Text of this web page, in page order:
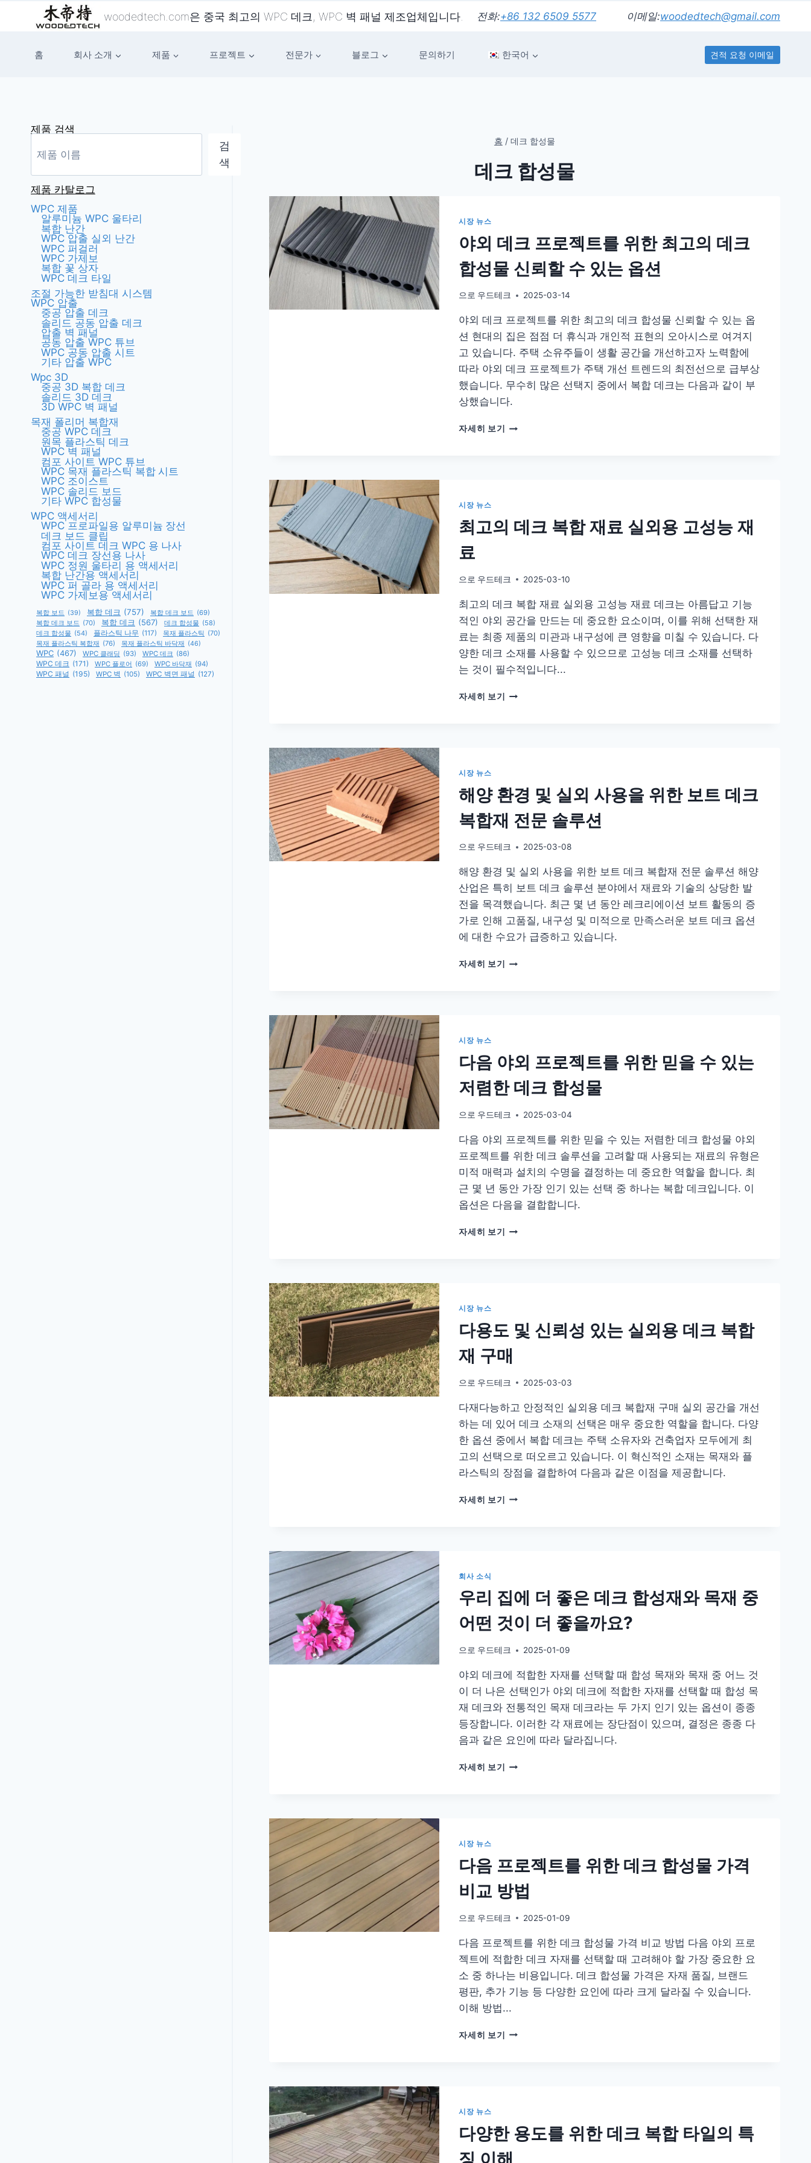
woodedtech.com은 중국 최고의 WPC 데크, WPC 벽 패널 제조업체입니다. 전화:+86 132 6509 5577 이메일:woodedtech@gmail.com
홈 회사 소개 제품 프로젝트 전문가 블로그 문의하기 한국어 견적 요청 이메일
홈 / 데크 합성물
데크 합성물
시장 뉴스
야외 데크 프로젝트를 위한 최고의 데크
합성물 신뢰할 수 있는 옵션
으로 우드테크 2025-03-14
야외 데크 프로젝트를 위한 최고의 데크 합성물 신뢰할 수 있는 옵
션 현대의 집은 점점 더 휴식과 개인적 표현의 오아시스로 여겨지
고 있습니다. 주택 소유주들이 생활 공간을 개선하고자 노력함에
따라 야외 데크 프로젝트가 주택 개선 트렌드의 최전선으로 급부상
했습니다. 무수히 많은 선택지 중에서 복합 데크는 다음과 같이 부
상했습니다.
자세히 보기
야
를
고
데
크
합
성
물
신
시장 뉴스
최고의 데크 복합 재료 실외용 고성능 재
료
으로 우드테크 2025-03-10
최고의 데크 복합 재료 실외용 고성능 재료 데크는 아름답고 기능
적인 야외 공간을 만드는 데 중요한 요소이며, 이를 위해 선택한 재
료는 최종 제품의 미관과 내구성에 큰 영향을 미칠 수 있습니다. 다
양한 데크 소재를 사용할 수 있으므로 고성능 데크 소재를 선택하
는 것이 필수적입니다...
자세히 보기
료
외
고
능
재
료
시장 뉴스
해양 환경 및 실외 사용을 위한 보트 데크
복합재 전문 솔루션
으로 우드테크 2025-03-08
해양 환경 및 실외 사용을 위한 보트 데크 복합재 전문 솔루션 해양
산업은 특히 보트 데크 솔루션 분야에서 재료와 기술의 상당한 발
전을 목격했습니다. 최근 몇 년 동안 레크리에이션 보트 활동의 증
가로 인해 고품질, 내구성 및 미적으로 만족스러운 보트 데크 옵션
에 대한 수요가 급증하고 있습니다.
자세히 보기
해
용
위
보
데
크
복
합
재
전
시장 뉴스
다음 야외 프로젝트를 위한 믿을 수 있는
저렴한 데크 합성물
으로 우드테크 2025-03-04
다음 야외 프로젝트를 위한 믿을 수 있는 저렴한 데크 합성물 야외
프로젝트를 위한 데크 솔루션을 고려할 때 사용되는 재료의 유형은
미적 매력과 설치의 수명을 결정하는 데 중요한 역할을 합니다. 최
근 몇 년 동안 가장 인기 있는 선택 중 하나는 복합 데크입니다. 이
옵션은 다음을 결합합니다.
자세히 보기
를
한
을
있
는
저
렴
한
데
시장 뉴스
다용도 및 신뢰성 있는 실외용 데크 복합
재 구매
으로 우드테크 2025-03-03
다재다능하고 안정적인 실외용 데크 복합재 구매 실외 공간을 개선
하는 데 있어 데크 소재의 선택은 매우 중요한 역할을 합니다. 다양
한 옵션 중에서 복합 데크는 주택 소유자와 건축업자 모두에게 최
고의 선택으로 떠오르고 있습니다. 이 혁신적인 소재는 목재와 플
라스틱의 장점을 결합하여 다음과 같은 이점을 제공합니다.
자세히 보기 다
는
외
데
복
합
재
구
매
회사 소식
우리 집에 더 좋은 데크 합성재와 목재 중
어떤 것이 더 좋을까요?
으로 우드테크 2025-01-09
야외 데크에 적합한 자재를 선택할 때 합성 목재와 목재 중 어느 것
이 더 나은 선택인가 야외 데크에 적합한 자재를 선택할 때 합성 목
재 데크와 전통적인 목재 데크라는 두 가지 인기 있는 옵션이 종종
등장합니다. 이러한 각 재료에는 장단점이 있으며, 결정은 종종 다
음과 같은 요인에 따라 달라집니다.
자세히 보기
크
성
와
재
중
어
떤
것
시장 뉴스
다음 프로젝트를 위한 데크 합성물 가격
비교 방법
으로 우드테크 2025-01-09
다음 프로젝트를 위한 데크 합성물 가격 비교 방법 다음 야외 프로
젝트에 적합한 데크 자재를 선택할 때 고려해야 할 가장 중요한 요
소 중 하나는 비용입니다. 데크 합성물 가격은 자재 품질, 브랜드
평판, 추가 기능 등 다양한 요인에 따라 크게 달라질 수 있습니다.
이해 방법...
자세히 보기 다
한
크
시장 뉴스
다양한 용도를 위한 데크 복합 타일의 특
징 이해
제품 검색
검
색
제품 카탈로그
WPC 제품
알루미늄 WPC 울타리
복합 난간
WPC 압출 실외 난간
WPC 퍼걸러
WPC 가제보
복합 꽃 상자
WPC 데크 타일
조절 가능한 받침대 시스템
WPC 압출
중공 압출 데크
솔리드 공동 압출 데크
압출 벽 패널
공동 압출 WPC 튜브
WPC 공동 압출 시트
기타 압출 WPC
Wpc 3D
중공 3D 복합 데크
솔리드 3D 데크
3D WPC 벽 패널
목재 폴리머 복합재
중공 WPC 데크
원목 플라스틱 데크
WPC 벽 패널
컴포 사이트 WPC 튜브
WPC 목재 플라스틱 복합 시트
WPC 조이스트
WPC 솔리드 보드
기타 WPC 합성물
WPC 액세서리
WPC 프로파일용 알루미늄 장선
데크 보드 클립
컴포 사이트 데크 WPC 용 나사
WPC 데크 장선용 나사
WPC 정원 울타리 용 액세서리
복합 난간용 액세서리
WPC 퍼 골라 용 액세서리
WPC 가제보용 액세서리
복합 보드 (39) 복합 데크 (757) 복합 데크 보드 (69)
복합 데크 보드 (70) 복합 데크 (567) 데크 합성물 (58)
데크 합성물 (54) 플라스틱 나무 (117) 목재 플라스틱 (70)
목재 플라스틱 복합재 (76) 목재 플라스틱 바닥재 (46)
WPC (467) WPC 클래딩 (93) WPC 데크 (86)
WPC 데크 (171) WPC 플로어 (69) WPC 바닥재 (94)
WPC 패널 (195) WPC 벽 (105) WPC 벽면 패널 (127)